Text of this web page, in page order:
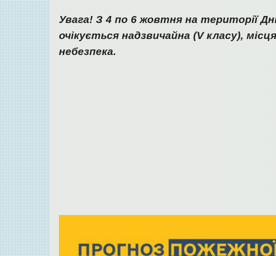
Увага! З 4 по 6 жовтня на території
очікується надзвичайна (V класу),
небезпека.